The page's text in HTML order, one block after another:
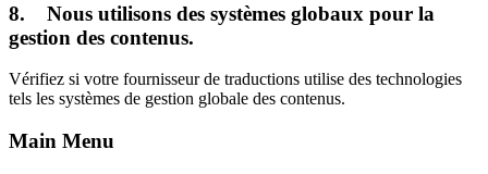
8. Nous utilisons des systèmes globaux pour la
gestion des contenus.
Vérifiez si votre fournisseur de traductions utilise des technologies
tels les systèmes de gestion globale des contenus.
Main Menu